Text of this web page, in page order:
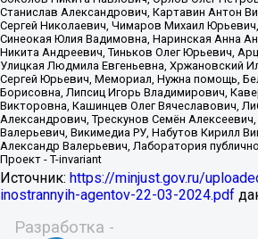
Источник: https://minjust.gov.ru/
inostrannyih-agentov-22-03-2024.pdf
Разработка -